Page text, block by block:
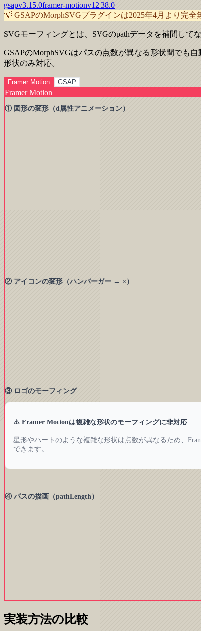
gsapv3.15.0framer-motionv12.38.0
💡 GSAPのMorphSVGプラグインは2025年4月より完全
SVGモーフィングとは、SVGのpathデータを補間して
GSAPのMorphSVGはパスの点数が異なる形状間でも
形状のみ対応。
Framer Motion GSAP
Framer Motion
① 図形の変形（d属性アニメーション）
② アイコンの変形（ハンバーガー → ×）
③ ロゴのモーフィング
⚠️ Framer Motionは複雑な形状のモーフィングに非対応
星形やハートのような複雑な形状は点数が異なるため、
できます。
④ パスの描画（pathLength）
実装方法の比較